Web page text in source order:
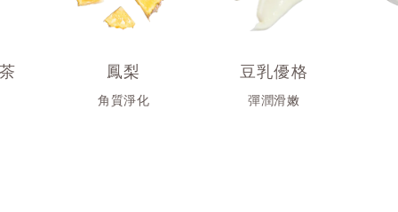
鳳梨
角質淨化
豆乳優格
彈潤滑嫩